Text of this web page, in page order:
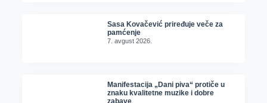
Sasa Kovačević priređuje veče za
pamćenje
7. avgust 2026.
Manifestacija „Dani piva“ protiče u
znaku kvalitetne muzike i dobre
zabave